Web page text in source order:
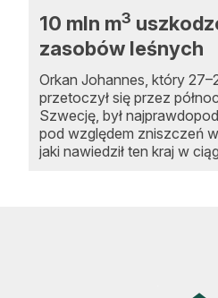
10 mln m3
zasobów leśnych
Orkan Johannes, który
przetoczył się przez
Szwecję, był
pod względem zniszczeń
jaki nawiedził ten kraj w